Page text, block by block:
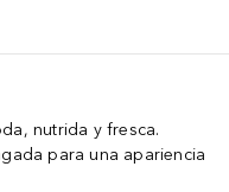
nutrida y fresca.
para una apariencia